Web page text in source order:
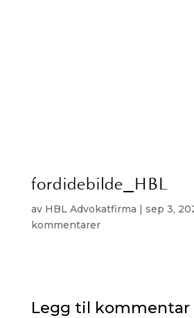
fordidebilde_HBL
av HBL Advokatfirma | sep 3,
kommentarer
Legg til kommentar